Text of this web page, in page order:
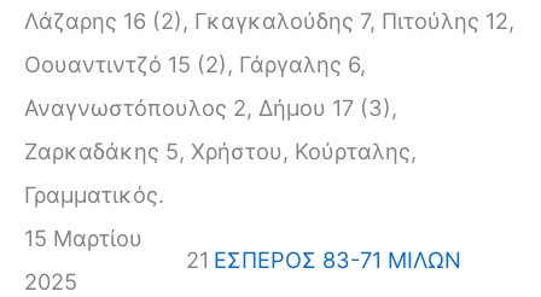
Λάζαρης 16 (2), Γκαγκαλούδης 7, Πιτούλης 12,
Οουαντιντζό 15 (2), Γάργαλης 6,
Αναγνωστόπουλος 2, Δήμου 17 (3),
Ζαρκαδάκης 5, Χρήστου, Κούρταλης,
Γραμματικός.
15 Μαρτίου
2025
21 ΕΣΠΕΡΟΣ 83-71 ΜΙΛΩΝ